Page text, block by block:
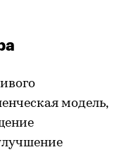
модель,